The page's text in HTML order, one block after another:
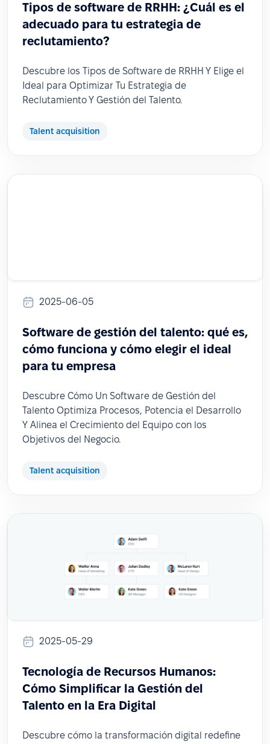
Tipos de software de RRHH: ¿Cuál es el
adecuado para tu estrategia de
reclutamiento?
Descubre los Tipos de Software de RRHH Y Elige el
Ideal para Optimizar Tu Estrategia de
Reclutamiento Y Gestión del Talento.
Talent acquisition
2025-06-05
Software de gestión del talento: qué es,
cómo funciona y cómo elegir el ideal
para tu empresa
Descubre Cómo Un Software de Gestión del
Talento Optimiza Procesos, Potencia el Desarrollo
Y Alinea el Crecimiento del Equipo con los
Objetivos del Negocio.
Talent acquisition
2025-05-29
Tecnología de Recursos Humanos:
Cómo Simplificar la Gestión del
Talento en la Era Digital
Descubre cómo la transformación digital redefine